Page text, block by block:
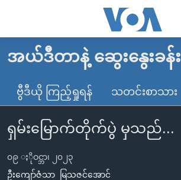
လွယ်ကူ
သည့်
Link
များ
ပင်မ
အကြောင်းအရာ
မူလစာမျက်နှာ
မြန်မာ
ကမ္ဘာ့သတင်းများ
နိုင်ငံတကာ
တရုတ်
ဗွီဒီယို
ရပ်ဝန်းတခု လမ်းတခု အလွန်
အယ်ဒီတာနဲ့ ဆွေးနွေးခန်း
ဗွီဒီယို ကြည့်ရှုရန် သတင်းစာသား
ရှမ်းမြောက်တိုက်ပွဲ မှသည်...
၀၉ ႏိုဝင္ဘာ၊ ၂၀၂၃
ဦးကျော်ဇံသာ
မြသဇင်အောင်